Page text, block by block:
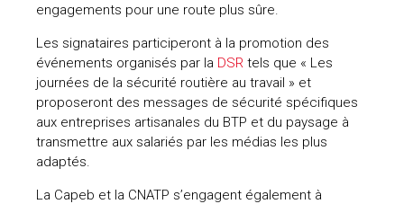
engagements pour une route plus sûre.
Les signataires participeront à la promotion des
événements organisés par la DSR tels que « Les
journées de la sécurité routière au travail » et
proposeront des messages de sécurité spécifiques
aux entreprises artisanales du BTP et du paysage à
transmettre aux salariés par les médias les plus
adaptés.
La Capeb et la CNATP s’engagent également à